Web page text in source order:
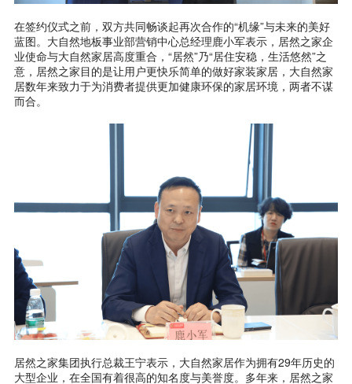
在签约仪式之前，双方共同畅谈起再次合作的“机缘”与未来的美好
蓝图。大自然地板事业部营销中心总经理鹿小军表示，居然之家企
业使命与大自然家居高度重合，“居然”乃“居住安稳，生活悠然”之
意，居然之家目的是让用户更快乐简单的做好家装家居，大自然家
居数年来致力于为消费者提供更加健康环保的家居环境，两者不谋
而合。
居然之家集团执行总裁王宁表示，大自然家居作为拥有29年历史的
大型企业，在全国有着很高的知名度与美誉度。多年来，居然之家